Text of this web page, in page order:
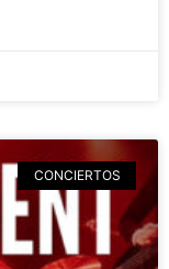
CONCIERTOS